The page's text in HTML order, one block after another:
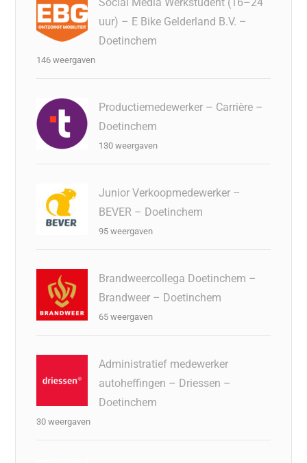
uur) – E Bike Gelderland B.V. –
Doetinchem
146 weergaven
Productiemedewerker – Carrière –
Doetinchem
130 weergaven
Junior Verkoopmedewerker –
BEVER – Doetinchem
95 weergaven
Brandweercollega Doetinchem –
Brandweer – Doetinchem
65 weergaven
Administratief medewerker
autoheffingen – Driessen –
Doetinchem
30 weergaven